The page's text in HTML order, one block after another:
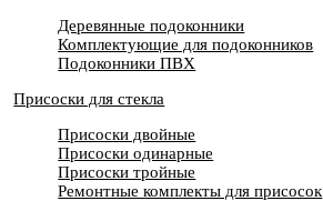
Деревянные подоконники
Комплектующие для подоконников
Подоконники ПВХ
Присоски для стекла
Присоски двойные
Присоски одинарные
Присоски тройные
Ремонтные комплекты для присосок